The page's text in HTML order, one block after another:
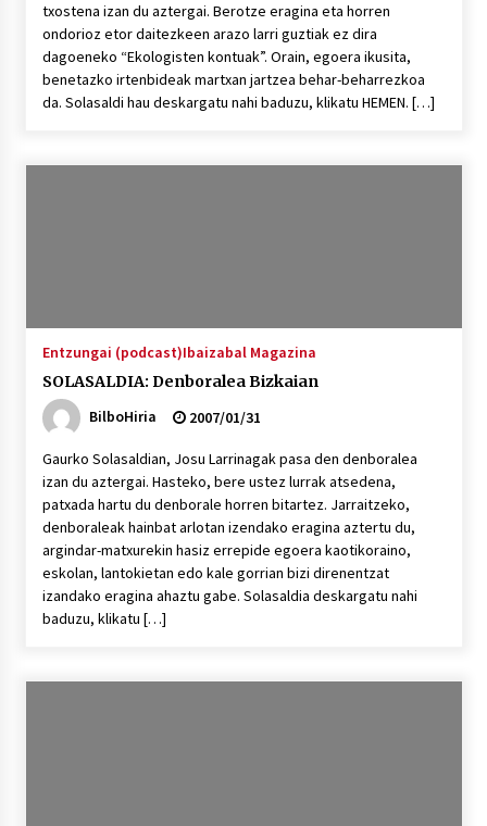
txostena izan du aztergai. Berotze eragina eta horren
ondorioz etor daitezkeen arazo larri guztiak ez dira
dagoeneko “Ekologisten kontuak”. Orain, egoera ikusita,
benetazko irtenbideak martxan jartzea behar-beharrezkoa
da. Solasaldi hau deskargatu nahi baduzu, klikatu HEMEN. […]
Entzungai (podcast)Ibaizabal Magazina
SOLASALDIA: Denboralea Bizkaian
BilboHiria
2007/01/31
Gaurko Solasaldian, Josu Larrinagak pasa den denboralea
izan du aztergai. Hasteko, bere ustez lurrak atsedena,
patxada hartu du denborale horren bitartez. Jarraitzeko,
denboraleak hainbat arlotan izendako eragina aztertu du,
argindar-matxurekin hasiz errepide egoera kaotikoraino,
eskolan, lantokietan edo kale gorrian bizi direnentzat
izandako eragina ahaztu gabe. Solasaldia deskargatu nahi
baduzu, klikatu […]